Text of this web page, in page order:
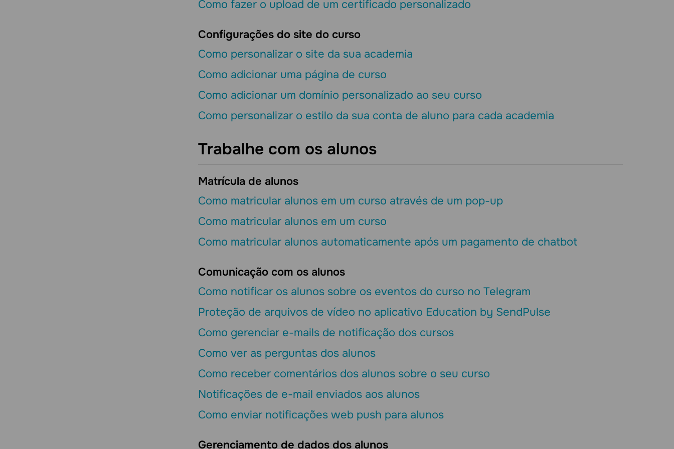
Como fazer o upload de um certificado personalizado
Configurações do site do curso
Como personalizar o site da sua academia
Como adicionar uma página de curso
Como adicionar um domínio personalizado ao seu curso
Como personalizar o estilo da sua conta de aluno para cada academia
Trabalhe com os alunos
Matrícula de alunos
Como matricular alunos em um curso através de um pop-up
Como matricular alunos em um curso
Como matricular alunos automaticamente após um pagamento de chatbot
Comunicação com os alunos
Como notificar os alunos sobre os eventos do curso no Telegram
Proteção de arquivos de vídeo no aplicativo Education by SendPulse
Como gerenciar e-mails de notificação dos cursos
Como ver as perguntas dos alunos
Como receber comentários dos alunos sobre o seu curso
Notificações de e-mail enviados aos alunos
Como enviar notificações web push para alunos
Gerenciamento de dados dos alunos